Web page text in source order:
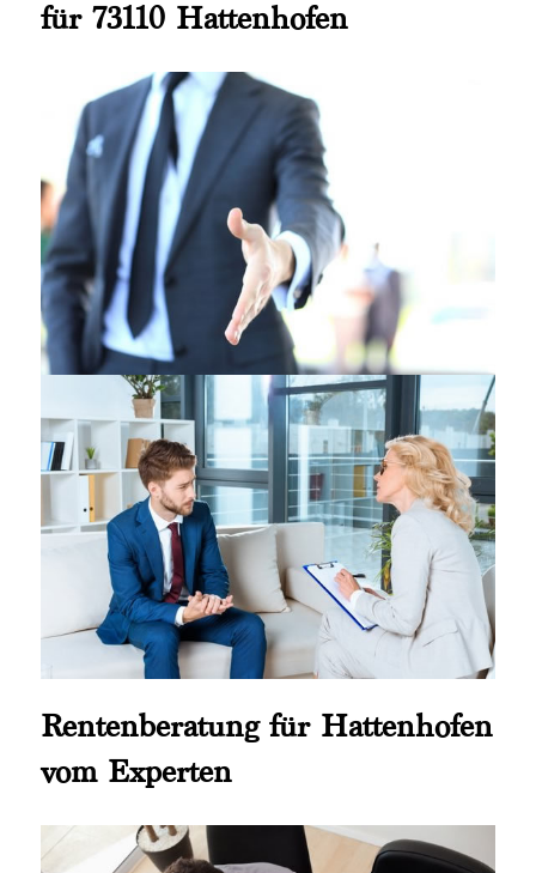
für 73110 Hattenhofen
Rentenberatung für Hattenhofen
vom Experten